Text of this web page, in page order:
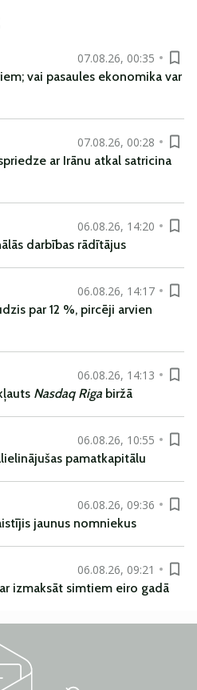
07.08.26, 00:35
vai pasaules ekonomika var
07.08.26, 00:28
ar Irānu atkal satricina
06.08.26, 14:20
darbības rādītājus
06.08.26, 14:17
par 12 %, pircēji arvien
06.08.26, 14:13
Nasdaq Riga biržā
06.08.26, 10:55
pamatkapitālu
06.08.26, 09:36
jaunus nomniekus
06.08.26, 09:21
izmaksāt simtiem eiro gadā